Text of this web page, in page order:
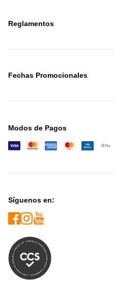
Reglamentos
Fechas Promocionales
Modos de Pagos
Síguenos en: